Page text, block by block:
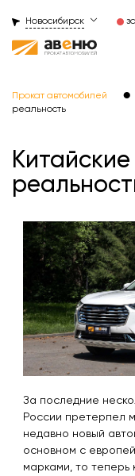
Новосибирск
Прокат автомобилей ●
реальность
За последние
России претерпел
недавно новый
основном с
марками, то теперь